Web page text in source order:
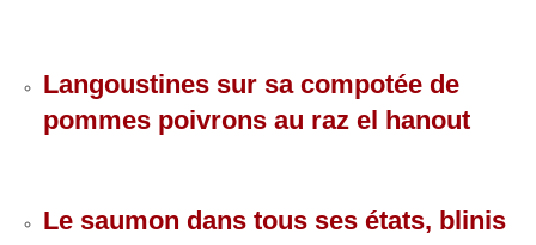
Langoustines sur sa compotée de
pommes poivrons au raz el hanout
Le saumon dans tous ses états, blinis